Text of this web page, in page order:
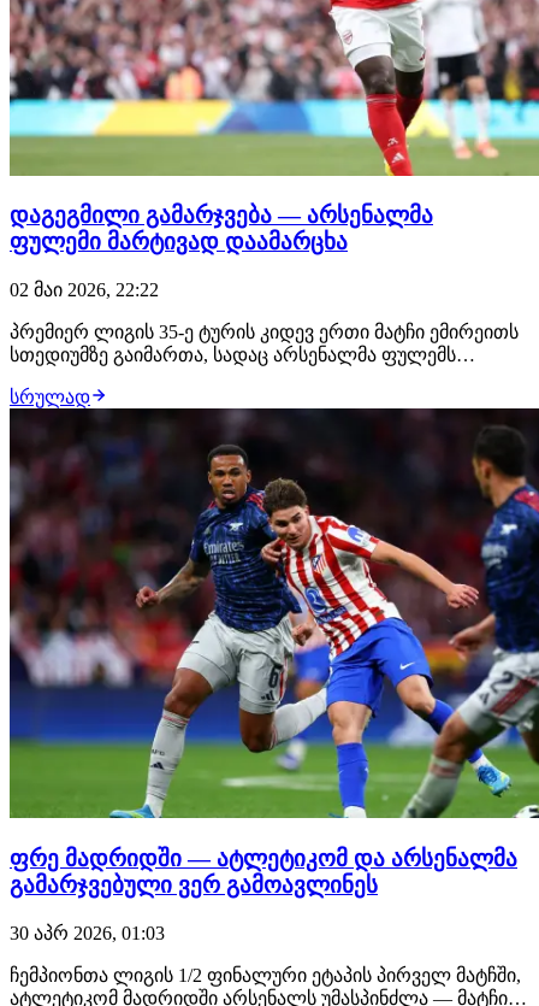
დაგეგმილი გამარჯვება — არსენალმა
ფულემი მარტივად დაამარცხა
02 მაი 2026, 22:22
პრემიერ ლიგის 35-ე ტურის კიდევ ერთი მატჩი ემირეითს
სთედიუმზე გაიმართა, სადაც არსენალმა ფულემს
კომპონენტში აჯობა და სრულიად დამსახურებული
გამარჯვებაც მოიპოვა. "მეთოფეებმა" ამ გამარჯვებით 76
ქულა მოაგროვეს, რითაც პირველი ადგილი გაიმყარ…
სრულად
ფრე მადრიდში — ატლეტიკომ და არსენალმა
გამარჯვებული ვერ გამოავლინეს
30 აპრ 2026, 01:03
ჩემპიონთა ლიგის 1/2 ფინალური ეტაპის პირველ მატჩში,
ატლეტიკომ მადრიდში არსენალს უმასპინძლა — მატჩი